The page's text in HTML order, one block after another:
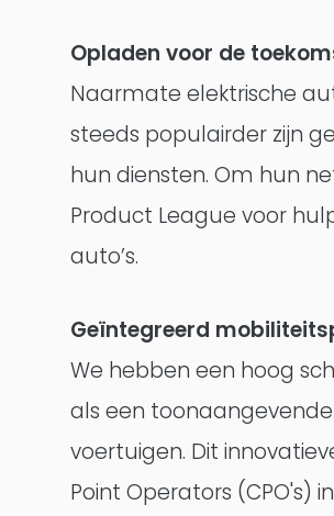
Opladen voor de
Naarmate elektrische
steeds populairder zijn
hun diensten. Om hun
Product League voor
auto’s.
Geïntegreerd
We hebben een hoog
als een
voertuigen. Dit
Point Operators